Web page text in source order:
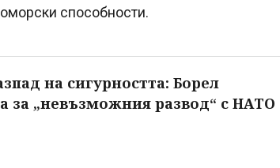
способности.
на сигурността: Борел
за „невъзможния развод“ с НАТО